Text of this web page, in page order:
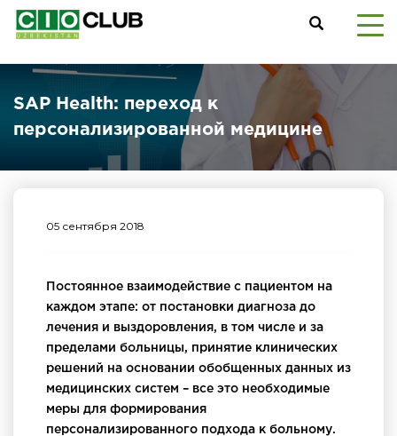
SAP Health: переход к
персонализированной медицине
05 сентября 2018
Постоянное взаимодействие с пациентом на
каждом этапе: от постановки диагноза до
лечения и выздоровления, в том числе и за
пределами больницы, принятие клинических
решений на основании обобщенных данных из
медицинских систем – все это необходимые
меры для формирования
персонализированного подхода к больному.